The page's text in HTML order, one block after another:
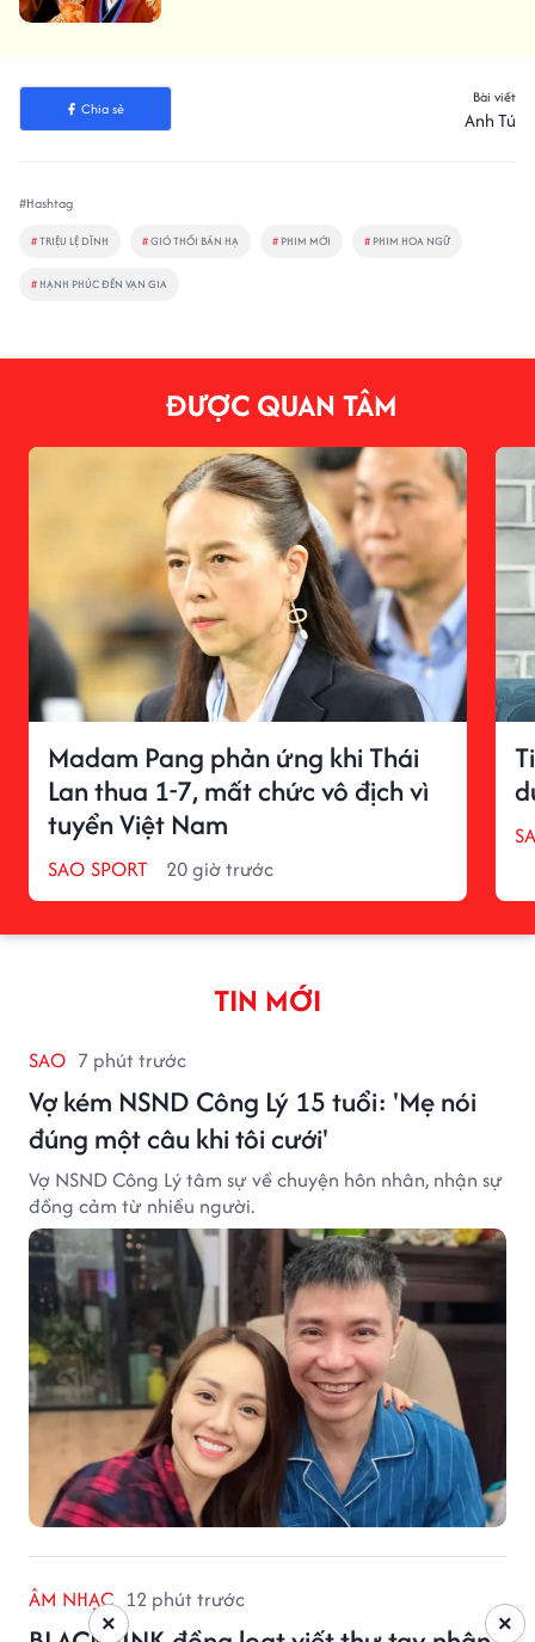
Chia sẻ
Bài viết
Anh Tú
#Hashtag
#TRIỆU LỆ DĨNH #GIÓ THỔI BÁN HẠ # PHIM MỚI # PHIM HOA NGỮ
# HẠNH PHÚC ĐẾN VẠN GIA
ĐƯỢC QUAN TÂM
Madam Pang phản ứng khi Thái
Lan thua 1-7, mất chức vô địch vì
tuyển Việt Nam
SAO SPORT 20 giờ trước
TIN MỚI
SAO 7 phút trước
Vợ kém NSND Công Lý 15 tuổi: 'Mẹ nói
đúng một câu khi tôi cưới'
Vợ NSND Công Lý tâm sự về chuyện hôn nhân, nhận sự
đồng cảm từ nhiều người.
ÂM NHẠC 12 phút trước
×
×